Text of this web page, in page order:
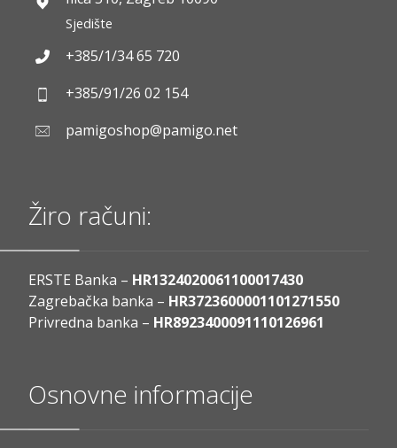
Sjedište
+385/1/34 65 720
+385/91/26 02 154
pamigoshop@pamigo.net
Žiro računi:
ERSTE Banka – HR1324020061100017430
Zagrebačka banka – HR3723600001101271550
Privredna banka – HR8923400091110126961
Osnovne informacije